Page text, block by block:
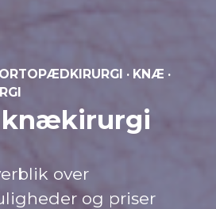
ORTOPÆDKIRURGI · KNÆ ·
knækirurgi
over
og priser